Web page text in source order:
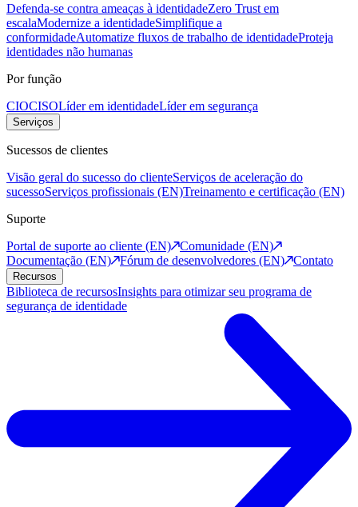
Defenda-se contra ameaças à identidadeZero Trust em
escalaModernize a identidadeSimplifique a
conformidadeAutomatize fluxos de trabalho de identidadeProteja
identidades não humanas
Por função
CIOCISOLíder em identidadeLíder em segurança
Serviços
Sucessos de clientes
Visão geral do sucesso do clienteServiços de aceleração do
sucessoServiços profissionais (EN)Treinamento e certificação (EN)
Suporte
Portal de suporte ao cliente (EN)
Comunidade (EN)
Documentação (EN)
Fórum de desenvolvedores (EN) Contato
Recursos
Biblioteca de recursosInsights para otimizar seu programa de
segurança de identidade